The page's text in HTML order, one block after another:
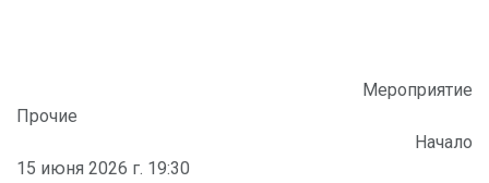
Мероприятие
Прочие
Начало
15 июня 2026 г. 19:30